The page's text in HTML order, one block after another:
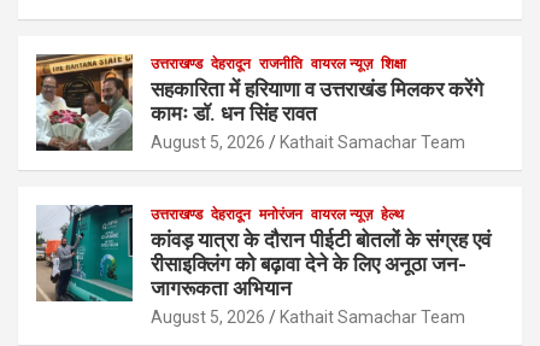
उत्तराखण्ड देहरादून राजनीति वायरल न्यूज़ शिक्षा
सहकारिता में हरियाणा व उत्तराखंड मिलकर करेंगे
कामः डाॅ. धन सिंह रावत
August 5, 2026 Kathait Samachar Team
उत्तराखण्ड देहरादून मनोरंजन वायरल न्यूज़ हेल्थ
कांवड़ यात्रा के दौरान पीईटी बोतलों के संग्रह एवं
रीसाइक्लिंग को बढ़ावा देने के लिए अनूठा जन-
जागरूकता अभियान
August 5, 2026 Kathait Samachar Team